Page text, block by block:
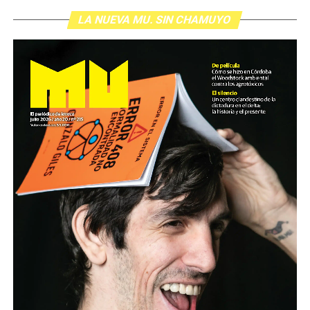
Son personas que se organizan y se movilizan para
defender derechos de toda la
sociedad. Son quienes sufren palos, gases y
humillaciones por estar de pie. Quienes
crean respuestas donde hay impotencia y nuevas
palabras para definir el futuro.
Nuestro homenaje: reunirlas y escucharlas.
Descargar la Mu en PDF
LA NUEVA MU. SIN CHAMUYO